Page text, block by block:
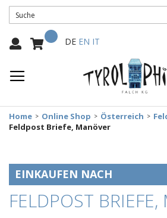
Mein Warenkorb
Select
DE EN IT
Home Online Shop Österreich
Feldpost Briefe, Manöver
FELDPOST
EINKAUFEN NACH